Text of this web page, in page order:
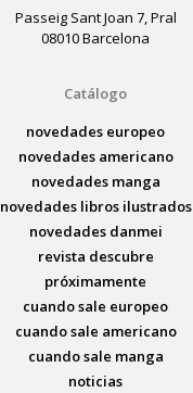
Passeig Sant Joan 7, Pral
08010 Barcelona
Catálogo
novedades europeo
novedades americano
novedades manga
novedades libros ilustrados
novedades danmei
revista descubre
próximamente
cuando sale europeo
cuando sale americano
cuando sale manga
noticias